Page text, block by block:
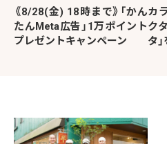
《8/28(金) 18時まで》「かん
たんMeta広告」1万ポイント
プレゼントキャンペーン
カ
ク
タ